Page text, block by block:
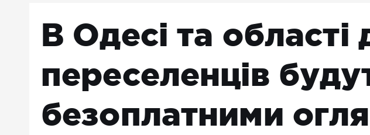
В Одесі та області
переселенців
безоплатними